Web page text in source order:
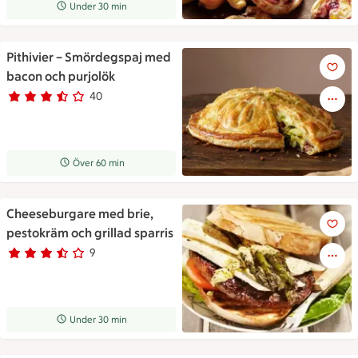
Receptet tar Under 30 min att tillaga
Under 30 min
Pithivier – Smördegspaj med
bacon och purjolök
Betyg 3.6 av 5. 40
40 personer har röstat
Receptet tar Över 60 min att tillaga
Över 60 min
Pithivier – Smördegspaj med
Cheeseburgare med brie,
pestokräm och grillad sparris
Betyg 3.1 av 5. 9
9 personer har röstat
Receptet tar Under 30 min att tillaga
Under 30 min
Cheeseburgare med brie,